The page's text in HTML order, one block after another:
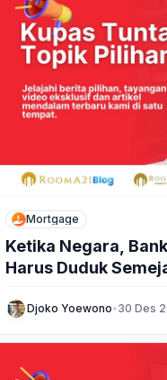
Mortgage
Ketika Negara,
Harus Duduk
Djoko Yoewono•30 Des